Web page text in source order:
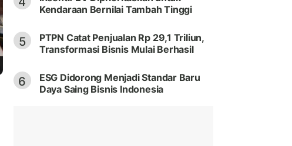
Kendaraan Bernilai Tambah Tinggi
5
PTPN Catat Penjualan Rp 29,1 Triliun,
Transformasi Bisnis Mulai Berhasil
6
ESG Didorong Menjadi Standar Baru
Daya Saing Bisnis Indonesia